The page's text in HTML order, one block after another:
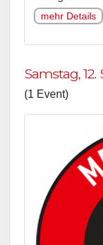
mehr Details
Samstag,
(1 Event)